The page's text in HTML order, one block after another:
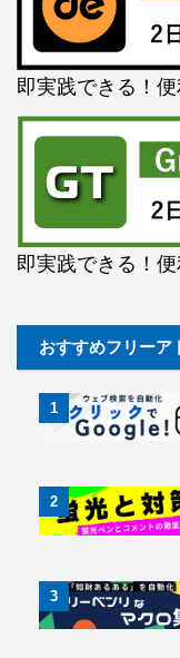
即実践できる！
即実践できる！
おすすめフリーア
1
2
3